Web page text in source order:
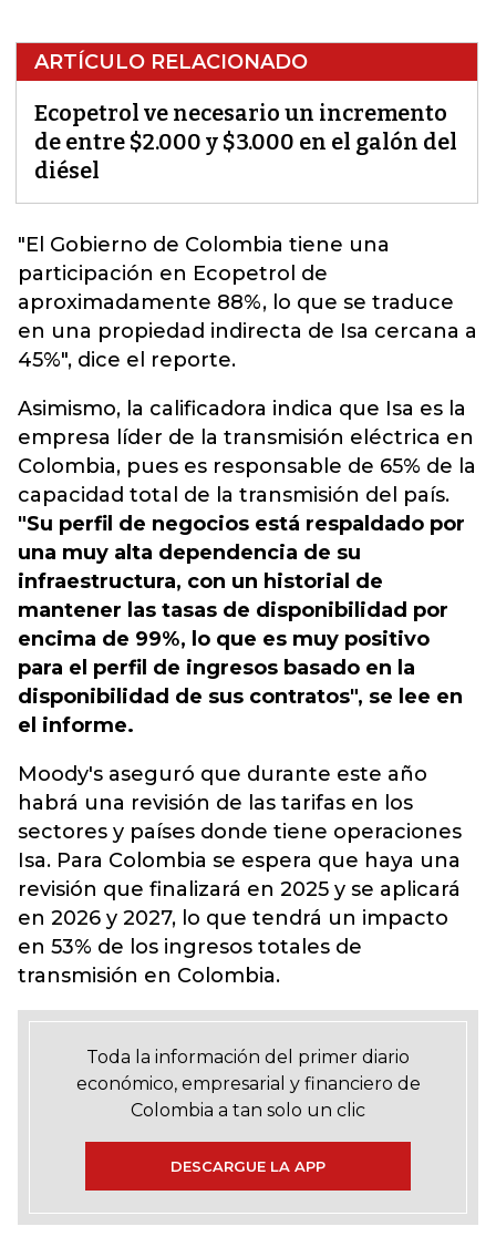
ARTÍCULO RELACIONADO
Ecopetrol ve necesario un incremento
de entre $2.000 y $3.000 en el galón del
diésel
"El Gobierno de Colombia tiene una
participación en Ecopetrol de
aproximadamente 88%, lo que se traduce
en una propiedad indirecta de Isa cercana a
45%", dice el reporte.
Asimismo, la calificadora indica que Isa es la
empresa líder de la transmisión eléctrica en
Colombia, pues es responsable de 65% de la
capacidad total de la transmisión del país.
"Su perfil de negocios está respaldado por
una muy alta dependencia de su
infraestructura, con un historial de
mantener las tasas de disponibilidad por
encima de 99%, lo que es muy positivo
para el perfil de ingresos basado en la
disponibilidad de sus contratos", se lee en
el informe.
Moody's aseguró que durante este año
habrá una revisión de las tarifas en los
sectores y países donde tiene operaciones
Isa. Para Colombia se espera que haya una
revisión que finalizará en 2025 y se aplicará
en 2026 y 2027, lo que tendrá un impacto
en 53% de los ingresos totales de
transmisión en Colombia.
Toda la información del primer diario
económico, empresarial y financiero de
Colombia a tan solo un clic
DESCARGUE LA APP